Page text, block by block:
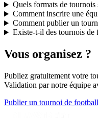
Quels formats de tournois
Comment inscrire une
Comment publier un
Existe-t-il des tournois de
Vous organisez ?
Publiez gratuitement votre
Validation par notre équipe
Publier un tournoi de